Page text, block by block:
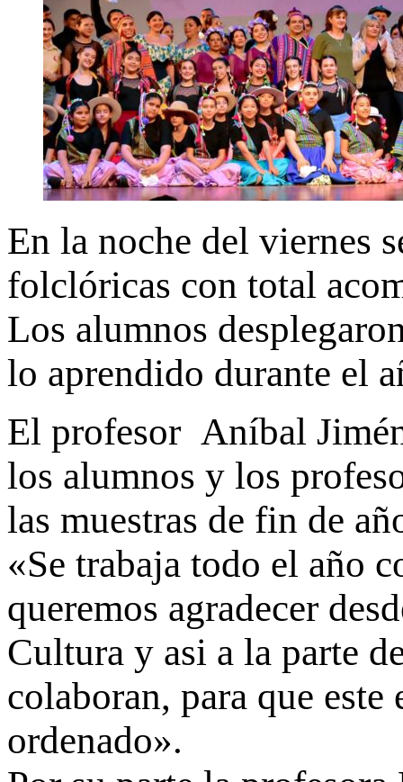
En la noche del viernes
folclóricas con total
Los alumnos
lo aprendido durante el
El profesor Aníbal
los alumnos y los
las muestras de fin de
«Se trabaja todo el año
queremos agradecer
Cultura y asi a la parte
colaboran, para que
ordenado».